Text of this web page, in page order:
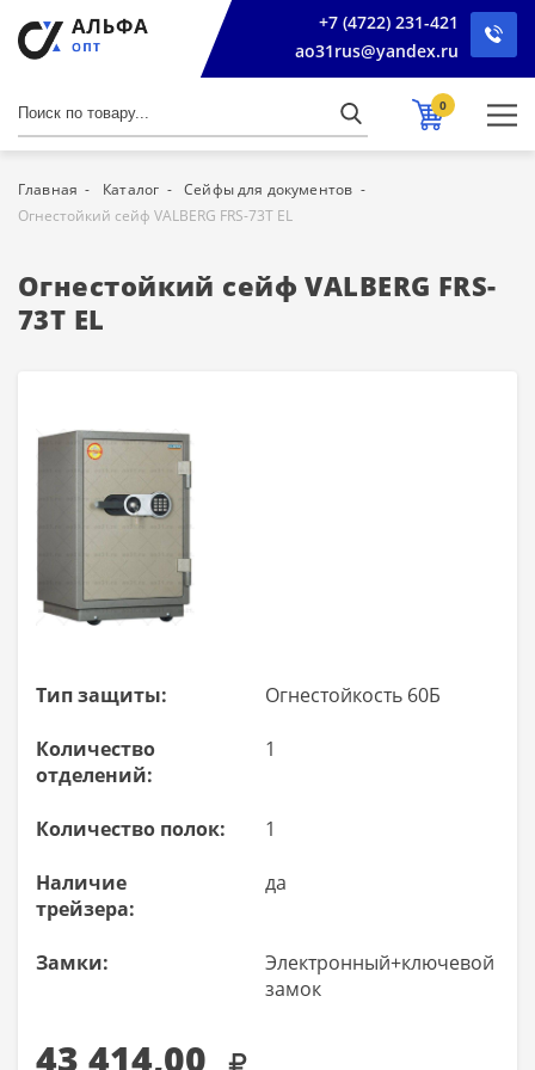
+7 (4722) 231-421
ao31rus@yandex.ru
0
Главная Каталог
Сейфы для документов
Огнестойкий сейф VALBERG FRS-73Т ЕL
Огнестойкий сейф VALBERG FRS-
73Т ЕL
Тип защиты: Огнестойкость 60Б
Количество
отделений:
1
Количество полок: 1
Наличие
трейзера:
да
Замки:
Электронный+ключевой
замок
43 414,00